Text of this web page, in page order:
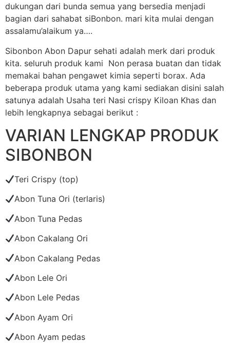
dukungan dari bunda semua yang bersedia menjadi
bagian dari sahabat siBonbon. mari kita mulai dengan
assalamu’alaikum ya….
Sibonbon Abon Dapur sehati adalah merk dari produk
kita. seluruh produk kami Non perasa buatan dan tidak
memakai bahan pengawet kimia seperti borax. Ada
beberapa produk utama yang kami sediakan disini salah
satunya adalah Usaha teri Nasi crispy Kiloan Khas dan
lebih lengkapnya sebagai berikut :
VARIAN LENGKAP PRODUK
SIBONBON
Teri Crispy (top)
Abon Tuna Ori (terlaris)
Abon Tuna Pedas
Abon Cakalang Ori
Abon Cakalang Pedas
Abon Lele Ori
Abon Lele Pedas
Abon Ayam Ori
Abon Ayam pedas